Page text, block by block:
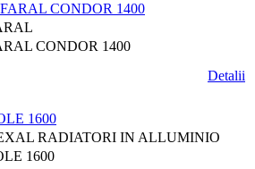
CONDOR 1400
CONDOR 1400
Detalii
1600
RADIATORI IN ALLUMINIO
1600